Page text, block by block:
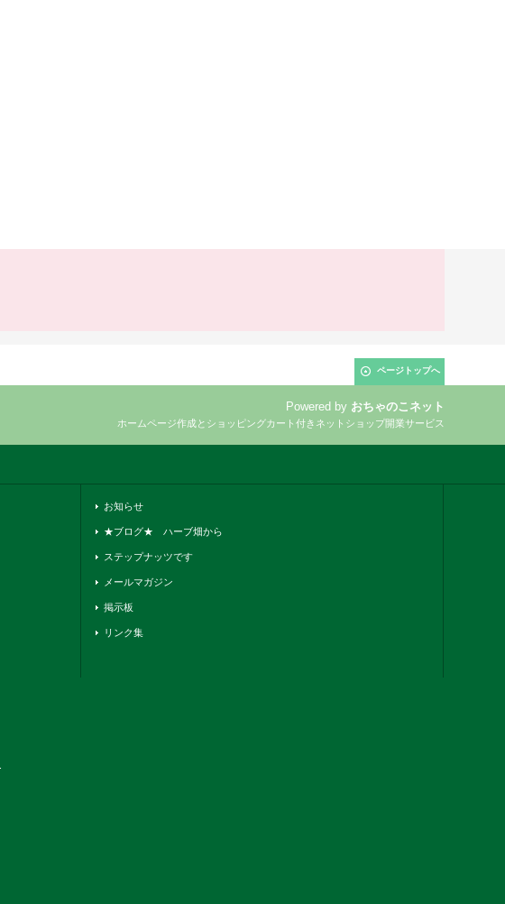
ページトップへ
Powered by おちゃのこネット
ホームページ作成とショッピングカート付きネットショップ開業サービス
お知らせ
★ブログ★ ハーブ畑から
ステップナッツです
メールマガジン
掲示板
リンク集